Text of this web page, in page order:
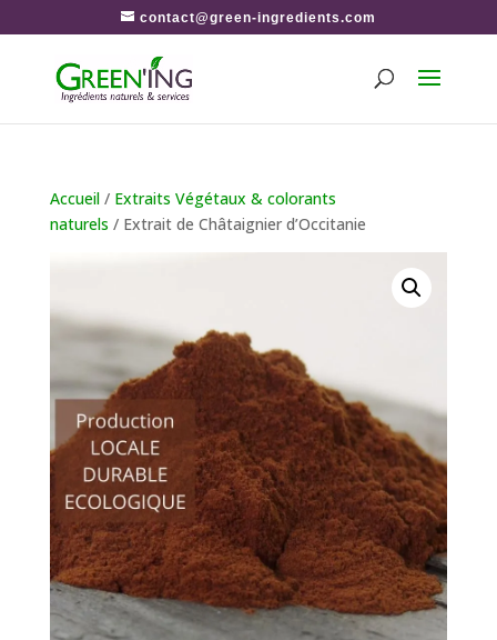
contact@green-ingredients.com
Accueil/ Extraits Végétaux & colorants
naturels / Extrait de Châtaignier d’Occitanie